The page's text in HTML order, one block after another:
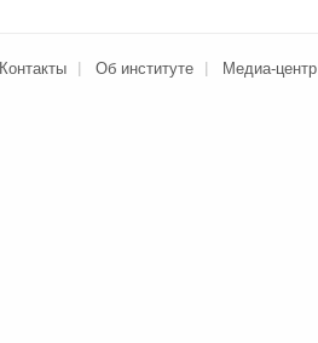
Контакты Об институте Медиа-центр